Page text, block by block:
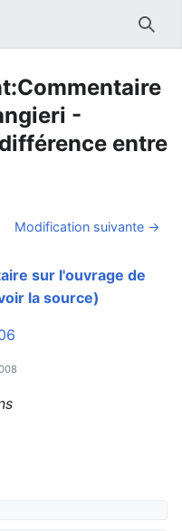
-
entre
Modification suivante →
sur l'ouvrage de
la source)